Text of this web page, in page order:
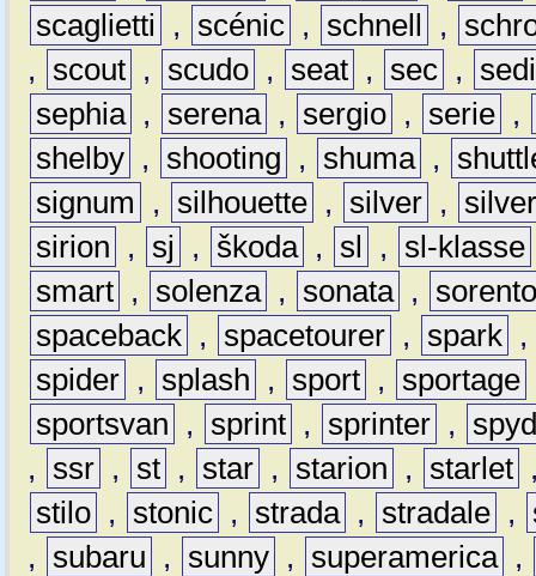
scaglietti
, scénic , schnell ,
,
scout , scudo , seat , sec ,
sephia , serena , sergio , serie ,
shelby , shooting , shuma ,
signum
, silhouette , silver ,
sirion
, sj , škoda , sl , sl-klasse
smart , solenza , sonata ,
spaceback , spacetourer , spark ,
spider , splash , sport , sportage
sportsvan
, sprint , sprinter ,
,
ssr , st , star , starion , starlet
stilo , stonic , strada , stradale ,
,
subaru , sunny , superamerica ,